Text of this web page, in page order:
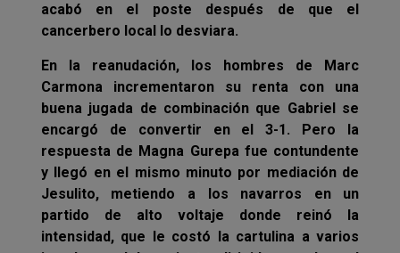
acabó en el poste después de que el
cancerbero local lo desviara.
En la reanudación, los hombres de Marc
Carmona incrementaron su renta con una
buena jugada de combinación que Gabriel se
encargó de convertir en el 3-1. Pero la
respuesta de Magna Gurepa fue contundente
y llegó en el mismo minuto por mediación de
Jesulito, metiendo a los navarros en un
partido de alto voltaje donde reinó la
intensidad, que le costó la cartulina a varios